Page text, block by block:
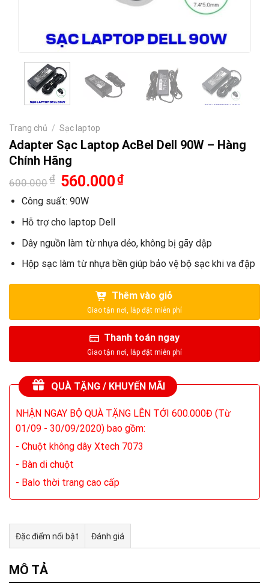
Trang chủ / Sạc laptop
Adapter Sạc Laptop AcBel Dell 90W – Hàng
Chính Hãng
600.000₫ Giá
gốc
là:
600.000₫.
560.000₫Giá
Công suất: 90W
Hỗ trợ cho laptop Dell
Dây nguồn làm từ nhựa dẻo, không bị gãy dập
Hộp sạc làm từ nhựa bền giúp bảo vệ bộ sạc khi va đập
Thêm vào giỏ
Thanh toán ngay
QUÀ TẶNG / KHUYẾN MÃI
NHẬN NGAY BỘ QUÀ TẶNG LÊN TỚI 600.000Đ (Từ
01/09 - 30/09/2020) bao gồm:
- Chuột không dây Xtech 7073
- Bàn di chuột
- Balo thời trang cao cấp
Đặc điểm nổi bật Đánh giá
Tư vấn & bán hàng qua Facebook
MÔ TẢ